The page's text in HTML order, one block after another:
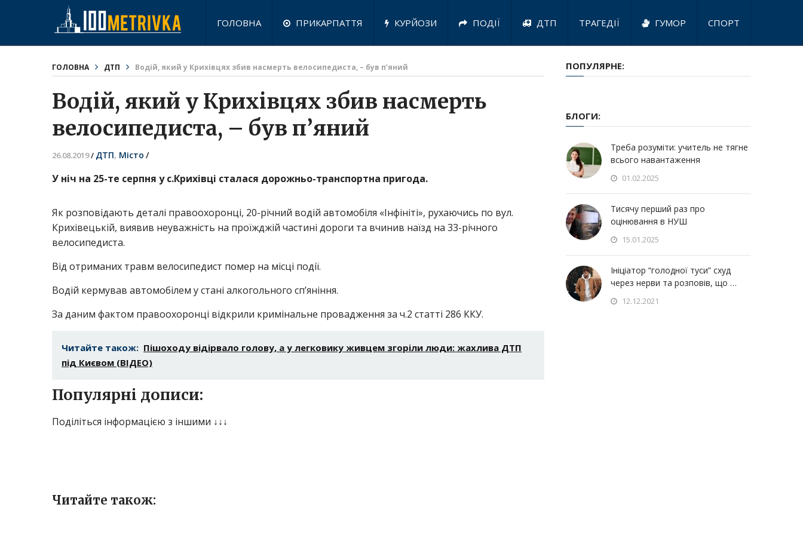
ГОЛОВНА ПРИКАРПАТТЯ КУРЙОЗИ ПОДІЇ ДТП ТРАГЕДІЇ ГУМОР СПОРТ
ГОЛОВНА ДТП Водій, який у Крихівцях збив насмерть велосипедиста, – був п’яний
Водій, який у Крихівцях збив насмерть
велосипедиста, – був п’яний
26.08.2019/ ДТП, Місто /
У ніч на 25-те серпня у с.Крихівці сталася дорожньо-транспортна пригода.
Як розповідають деталі правоохоронці, 20-річний водій автомобіля «Інфініті», рухаючись по вул.
Крихівецькій, виявив неуважність на проїжджій частині дороги та вчинив наїзд на 33-річного
велосипедиста.
Від отриманих травм велосипедист помер на місці події.
Водій кермував автомобілем у стані алкогольного сп’яніння.
За даним фактом правоохоронці відкрили кримінальне провадження за ч.2 статті 286 ККУ.
Читайте також: Пішоходу відірвало голову, а у легковику живцем згоріли люди: жахлива ДТП
під Києвом (ВІДЕО)
Популярні дописи:
Поділіться інформацією з іншими ↓↓↓
Читайте також:
ПОПУЛЯРНЕ:
БЛОГИ:
Треба розуміти: учитель не тягне
всього навантаження
01.02.2025
Тисячу перший раз про
оцінювання в НУШ
15.01.2025
Ініціатор “голодної туси” схуд
через нерви та розповів, що …
12.12.2021